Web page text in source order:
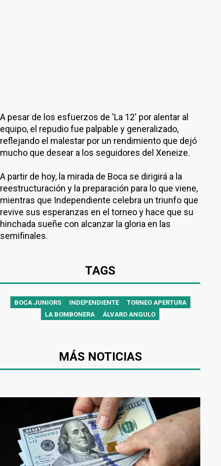
A pesar de los esfuerzos de 'La 12' por alentar al
equipo, el repudio fue palpable y generalizado,
reflejando el malestar por un rendimiento que dejó
mucho que desear a los seguidores del Xeneize.
A partir de hoy, la mirada de Boca se dirigirá a la
reestructuración y la preparación para lo que viene,
mientras que Independiente celebra un triunfo que
revive sus esperanzas en el torneo y hace que su
hinchada sueñe con alcanzar la gloria en las
semifinales.
TAGS
BOCA JUNIORS INDEPENDIENTE
TORNEO APERTURA
LA BOMBONERA
ÁLVARO ANGULO
MÁS NOTICIAS